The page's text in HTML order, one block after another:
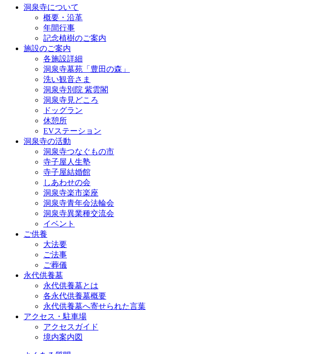
洞泉寺について
概要・沿革
年間行事
記念植樹のご案内
施設のご案内
各施設詳細
洞泉寺墓苑「豊田の森」
洗い観音さま
洞泉寺別院 紫雲閣
洞泉寺見どころ
ドッグラン
休憩所
EVステーション
洞泉寺の活動
洞泉寺つなぐもの市
寺子屋人生塾
寺子屋結婚館
しあわせの会
洞泉寺楽市楽座
洞泉寺青年会法輪会
洞泉寺異業種交流会
イベント
ご供養
大法要
ご法事
ご葬儀
永代供養墓
永代供養墓とは
各永代供養墓概要
永代供養墓へ寄せられた言葉
アクセス・駐車場
アクセスガイド
境内案内図